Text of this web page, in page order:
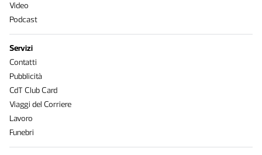
Video
Podcast
Servizi
Contatti
Pubblicità
CdT Club Card
Viaggi del Corriere
Lavoro
Funebri